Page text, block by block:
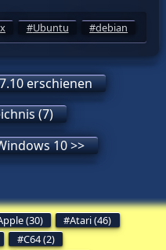
Ubuntu debian
erschienen
(7)
10 >>
(30)
Atari (46)
C64 (2)